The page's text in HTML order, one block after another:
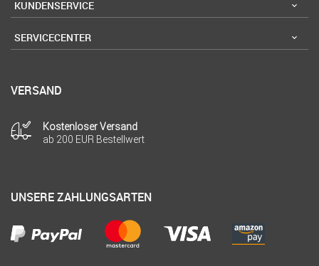
KUNDENSERVICE
SERVICECENTER
VERSAND
Kostenloser Versand
ab 200 EUR Bestellwert
UNSERE ZAHLUNGSARTEN